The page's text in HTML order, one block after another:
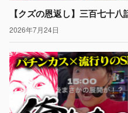
【クズの恩返し】三百七十
2026年7月24日